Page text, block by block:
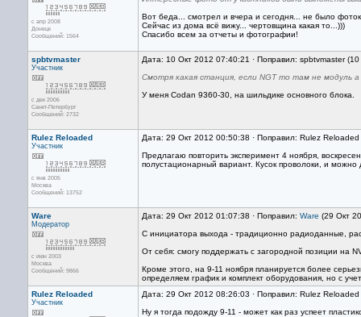
с апр 2008
Донецк
Сообщений: 1564
Вот беда... смотрел и вчера и сегодня... не было
Сейчас из дома всё вижу... чертовщина какая то...)))
Спасибо всем за отчеты и фотографии!
spbtvmaster
Участник
с дек 2006
Санкт-Петербург
Сообщений: 2732
Дата: 10 Окт 2012 07:40:21 · Поправил: spbtvmaster
Смотря какая станция, если NGT то там не модуль
У меня Codan 9360-30, на шильдике основного блока.
Rulez Reloaded
Участник
с янв 2005
Москва
Сообщений: 13752
Дата: 29 Окт 2012 00:50:38 · Поправил: Rulez
Предлагаю повторить эксперимент 4 ноября,
полустационарный вариант. Кусок проволоки, и
Ware
Модератор
с июн 2003
Москва
Сообщений: 9866
Дата: 29 Окт 2012 01:07:38 · Поправил: Ware (29 Окт
С инициатора выхода - традиционно радиоданные,
От себя: смогу поддержать с загородной позиции на
Кроме этого, на 9-11 ноября планируется более
определяем график и комплект оборудования, но с
Rulez Reloaded
Участник
Дата: 29 Окт 2012 08:26:03 · Поправил: Rulez
Ну я тогда подожду 9-11 - может как раз успеет